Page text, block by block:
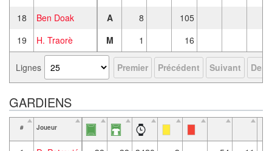
18
Ben Doak A 8
105
19
H. Traorè M 1 16
Lignes Premier Précédent Suivant
GARDIENS
# Joueur